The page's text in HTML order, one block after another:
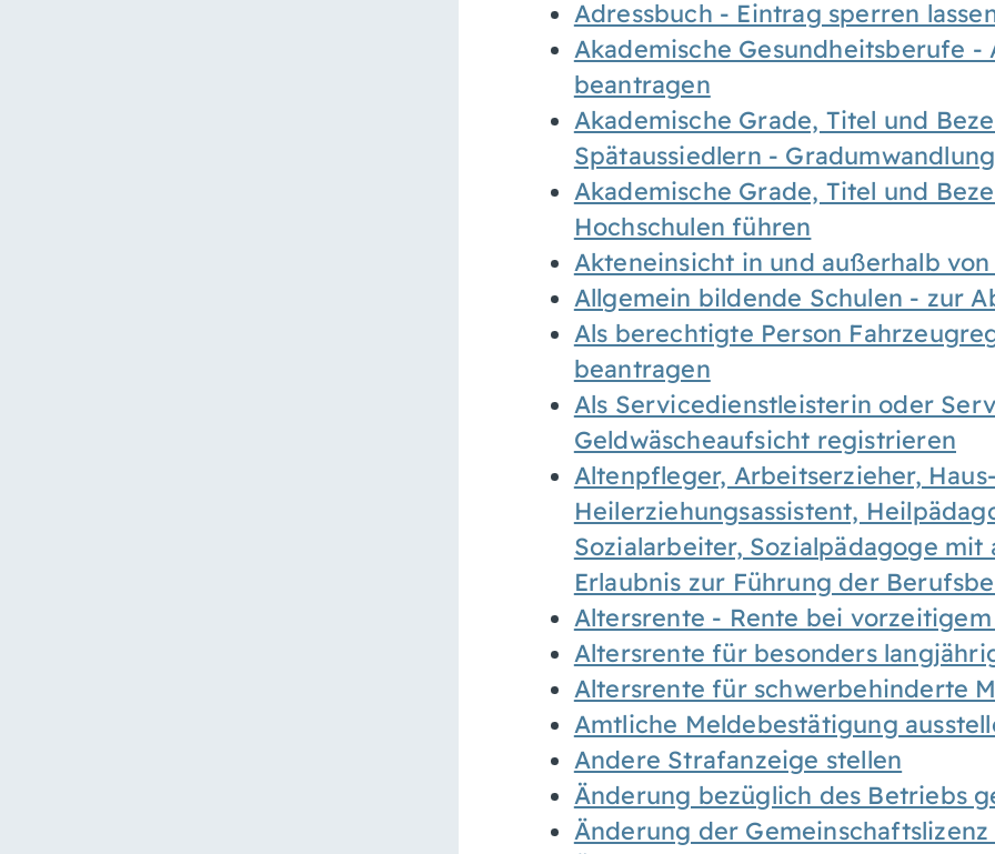
Adressbuch - Eintrag sperren
Akademische Gesundheitsberufe
beantragen
Akademische Grade, Titel und
Spätaussiedlern -
Akademische Grade, Titel und
Hochschulen führen
Akteneinsicht in und außerhalb
Allgemein bildende Schulen - zur
Als berechtigte Person
beantragen
Als Servicedienstleisterin oder
Geldwäscheaufsicht registrieren
Altenpfleger, Arbeitserzieher,
Heilerziehungsassistent,
Sozialarbeiter, Sozialpädagoge
Erlaubnis zur Führung der
Altersrente - Rente bei
Altersrente für besonders
Altersrente für schwerbehinderte
Amtliche Meldebestätigung
Andere Strafanzeige stellen
Änderung bezüglich des Betriebs
Änderung der